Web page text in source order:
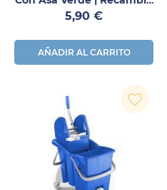
Carro Limpieza
Precio
5,90 €
AÑADIR AL CARRITO
favorite_border